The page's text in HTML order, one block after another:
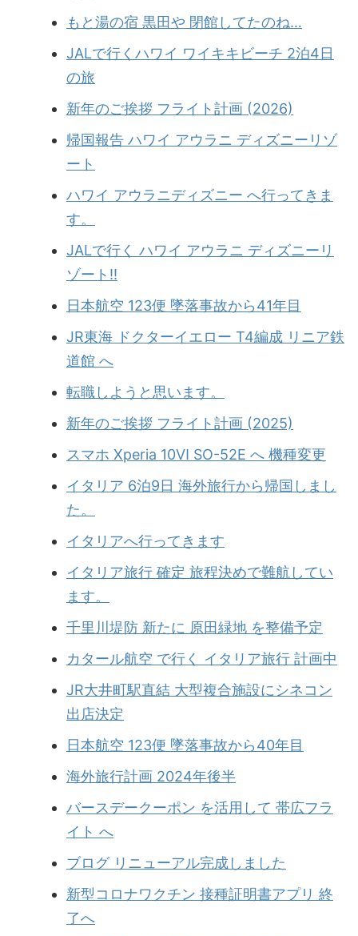
もと湯の宿 黒田や 閉館してたのね…
JALで行くハワイ ワイキキビーチ 2泊4日
の旅
新年のご挨拶 フライト計画 (2026)
帰国報告 ハワイ アウラニ ディズニーリゾ
ート
ハワイ アウラニディズニー へ行ってきま
す。
JALで行く ハワイ アウラニ ディズニーリ
ゾート!!
日本航空 123便 墜落事故から41年目
JR東海 ドクターイエロー T4編成 リニア鉄
道館 へ
転職しようと思います。
新年のご挨拶 フライト計画 (2025)
スマホ Xperia 10Ⅵ SO-52E へ 機種変更
イタリア 6泊9日 海外旅行から帰国しまし
た。
イタリアへ行ってきます
イタリア旅行 確定 旅程決めで難航してい
ます。
千里川堤防 新たに 原田緑地 を整備予定
カタール航空 で行く イタリア旅行 計画中
JR大井町駅直結 大型複合施設にシネコン
出店決定
日本航空 123便 墜落事故から40年目
海外旅行計画 2024年後半
バースデークーポン を活用して 帯広フラ
イト へ
ブログ リニューアル完成しました
新型コロナワクチン 接種証明書アプリ 終
了へ